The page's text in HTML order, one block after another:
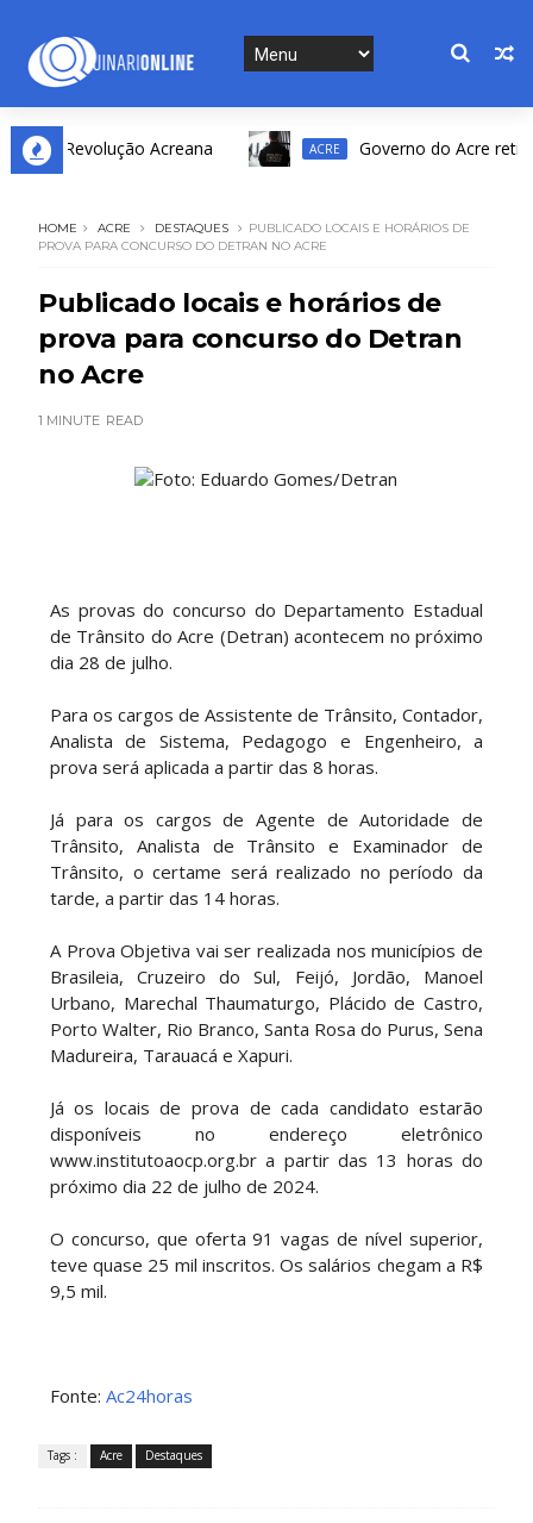
Revolução Acreana ACRE Governo do Acre retifica
HOME ACRE DESTAQUES
PUBLICADO LOCAIS E HORÁRIOS DE
PROVA PARA CONCURSO DO DETRAN NO ACRE
Publicado locais e horários de
prova para concurso do Detran
no Acre
1 MINUTE READ
Foto: Eduardo Gomes/Detran
As provas do concurso do Departamento Estadual
de Trânsito do Acre (Detran) acontecem no próximo
dia 28 de julho.
Para os cargos de Assistente de Trânsito, Contador,
Analista de Sistema, Pedagogo e Engenheiro, a
prova será aplicada a partir das 8 horas.
Já para os cargos de Agente de Autoridade de
Trânsito, Analista de Trânsito e Examinador de
Trânsito, o certame será realizado no período da
tarde, a partir das 14 horas.
A Prova Objetiva vai ser realizada nos municípios de
Brasileia, Cruzeiro do Sul, Feijó, Jordão, Manoel
Urbano, Marechal Thaumaturgo, Plácido de Castro,
Porto Walter, Rio Branco, Santa Rosa do Purus, Sena
Madureira, Tarauacá e Xapuri.
Já os locais de prova de cada candidato estarão
disponíveis no endereço eletrônico
www.institutoaocp.org.br a partir das 13 horas do
próximo dia 22 de julho de 2024.
O concurso, que oferta 91 vagas de nível superior,
teve quase 25 mil inscritos. Os salários chegam a R$
9,5 mil.
Fonte: Ac24horas
Tags : Acre Destaques